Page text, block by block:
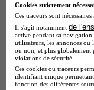
Note de 1 sur 5
Cookies strictement
Ces traceurs sont
Il s'agit notamment de
active pendant sa
utilisateurs, les annonces
ou non, et plus globalement
violations de sécurité.
Ces cookies ou traceurs
identifiant unique
fonction des différentes